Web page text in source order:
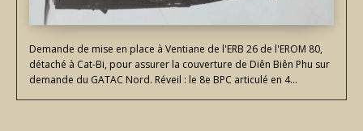
Demande de mise en place à Ventiane de l'ERB 26 de l'EROM 80,
détaché à Cat-Bi, pour assurer la couverture de Diên Biên Phu sur
demande du GATAC Nord. Réveil : le 8e BPC articulé en 4...